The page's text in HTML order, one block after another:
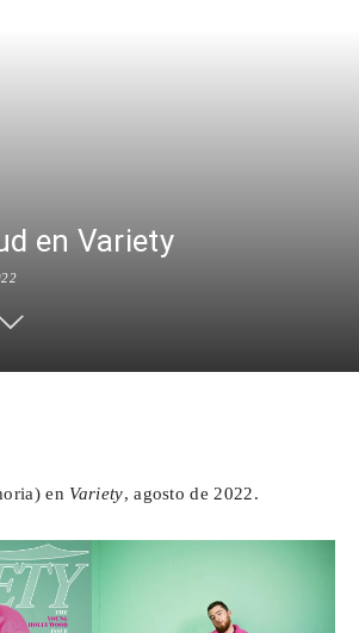
en Variety
en Variety, agosto de 2022.